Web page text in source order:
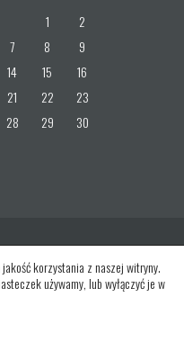
1
2
7 8
9
14 15
16
21 22
23
28 29
30
korzystania z naszej witryny.
używamy, lub wyłączyć je w